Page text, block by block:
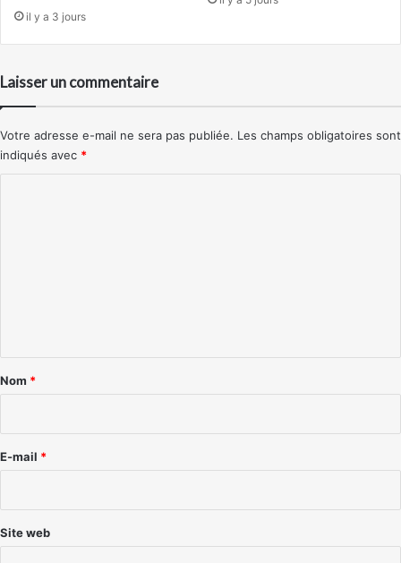
il y a 3 jours
Laisser un commentaire
Votre adresse e-mail ne sera pas publiée. Les champs obligatoires sont
indiqués avec *
a
e
Nom *
E-mail *
Site web